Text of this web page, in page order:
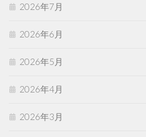
2026年7月
2026年6月
2026年5月
2026年4月
2026年3月